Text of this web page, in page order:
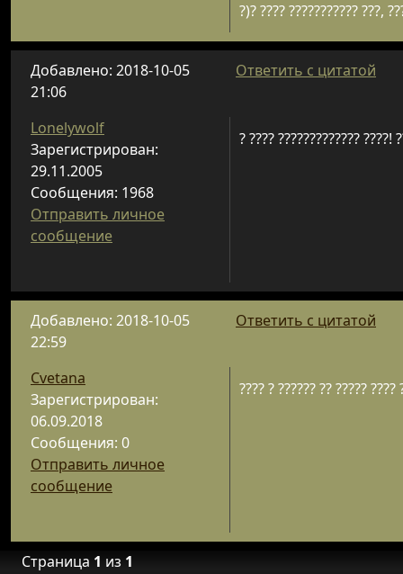
?)? ???? ??????????? ???,
Добавлено: 2018-10-05
21:06
Ответить с цитатой
Lonelywolf
Зарегистрирован:
29.11.2005
Сообщения: 1968
Отправить личное
сообщение
? ???? ????????????? ????!
Добавлено: 2018-10-05
22:59
Ответить с цитатой
Cvetana
Зарегистрирован:
06.09.2018
Сообщения: 0
Отправить личное
сообщение
???? ? ?????? ?? ????? ????
Страница 1 из 1